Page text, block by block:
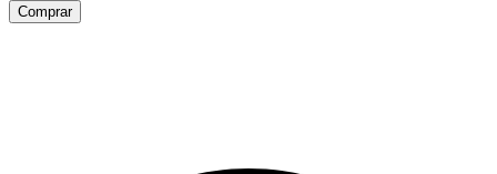
Comprar